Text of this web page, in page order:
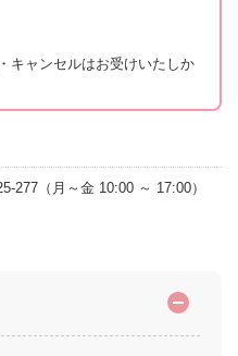
キャンセルはお受けいたしか
277（月～金 10:00 ～ 17:00）